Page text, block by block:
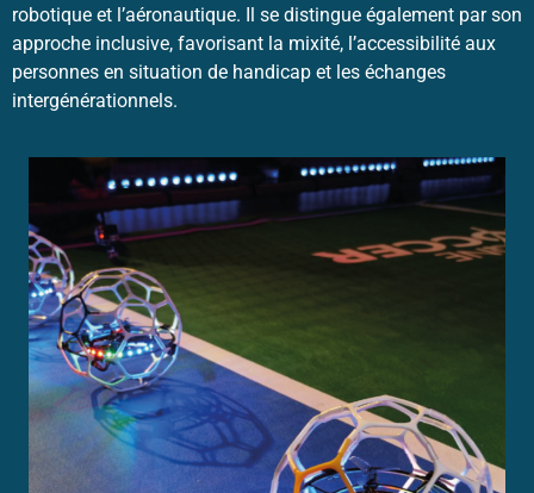
robotique et l’aéronautique. Il se distingue également par son
approche inclusive, favorisant la mixité, l’accessibilité aux
personnes en situation de handicap et les échanges
intergénérationnels.